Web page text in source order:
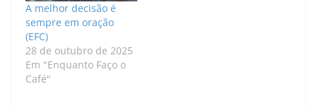
A melhor decisão é
sempre em oração
(EFC)
28 de outubro de 2025
Em "Enquanto Faço o
Café"